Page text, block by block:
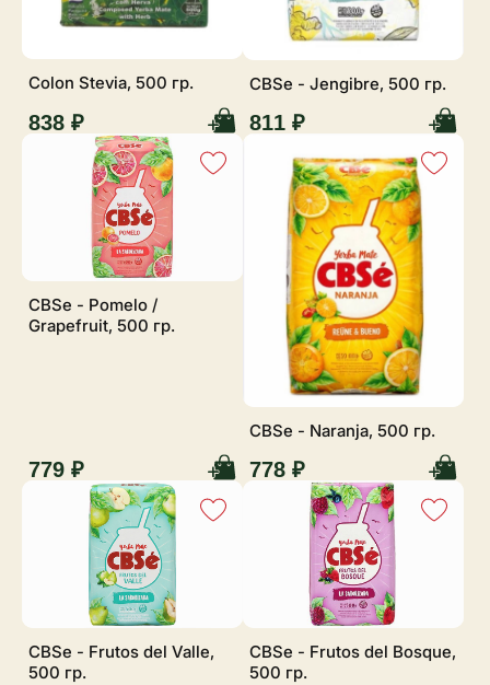
Colon Stevia, 500 гр.
838 ₽
CBSe - Jengibre, 500 гр.
811 ₽
CBSe - Pomelo /
Grapefruit, 500 гр.
779 ₽
CBSe - Naranja, 500 гр.
778 ₽
CBSe - Frutos del Valle,
500 гр.
CBSe - Frutos del Bosque,
500 гр.